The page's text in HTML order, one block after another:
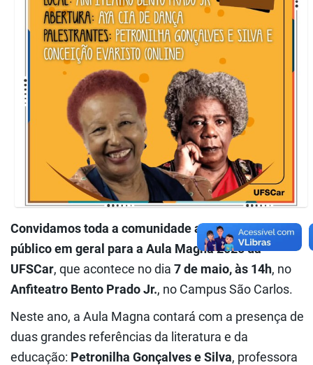
Convidamos toda a comunidade acadêmica e o
público em geral para a Aula Magna 2025 da
UFSCar, que acontece no dia 7 de maio, às 14h, no
Anfiteatro Bento Prado Jr., no Campus São Carlos.
Neste ano, a Aula Magna contará com a presença de
duas grandes referências da literatura e da
educação: Petronilha Gonçalves e Silva, professora